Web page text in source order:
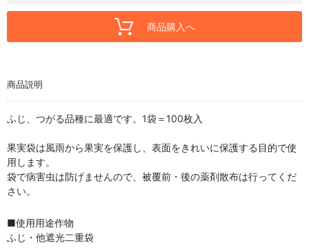
商品購入へ
商品説明
ふじ、つがる品種に最適です。1袋＝100枚入
果実袋は風雨から果実を保護し、表面をきれいに保護する目的で使
用します。
袋で病害虫は防げませんので、被覆前・後の薬剤散布は行ってくだ
さい。
■使用用途作物
ふじ・他遮光二重袋